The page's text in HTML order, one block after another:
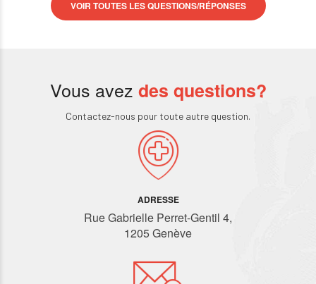
VOIR TOUTES LES QUESTIONS/RÉPONSES
Vous avez des questions?
Contactez-nous pour toute autre question.
ADRESSE
Rue Gabrielle Perret-Gentil 4,
1205 Genève